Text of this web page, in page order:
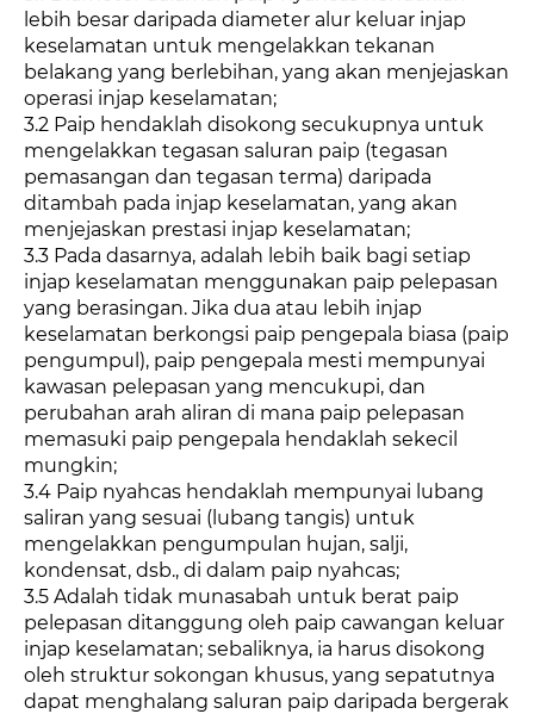
lebih besar daripada diameter alur keluar injap
keselamatan untuk mengelakkan tekanan
belakang yang berlebihan, yang akan menjejaskan
operasi injap keselamatan;
3.2 Paip hendaklah disokong secukupnya untuk
mengelakkan tegasan saluran paip (tegasan
pemasangan dan tegasan terma) daripada
ditambah pada injap keselamatan, yang akan
menjejaskan prestasi injap keselamatan;
3.3 Pada dasarnya, adalah lebih baik bagi setiap
injap keselamatan menggunakan paip pelepasan
yang berasingan. Jika dua atau lebih injap
keselamatan berkongsi paip pengepala biasa (paip
pengumpul), paip pengepala mesti mempunyai
kawasan pelepasan yang mencukupi, dan
perubahan arah aliran di mana paip pelepasan
memasuki paip pengepala hendaklah sekecil
mungkin;
3.4 Paip nyahcas hendaklah mempunyai lubang
saliran yang sesuai (lubang tangis) untuk
mengelakkan pengumpulan hujan, salji,
kondensat, dsb., di dalam paip nyahcas;
3.5 Adalah tidak munasabah untuk berat paip
pelepasan ditanggung oleh paip cawangan keluar
injap keselamatan; sebaliknya, ia harus disokong
oleh struktur sokongan khusus, yang sepatutnya
dapat menghalang saluran paip daripada bergerak